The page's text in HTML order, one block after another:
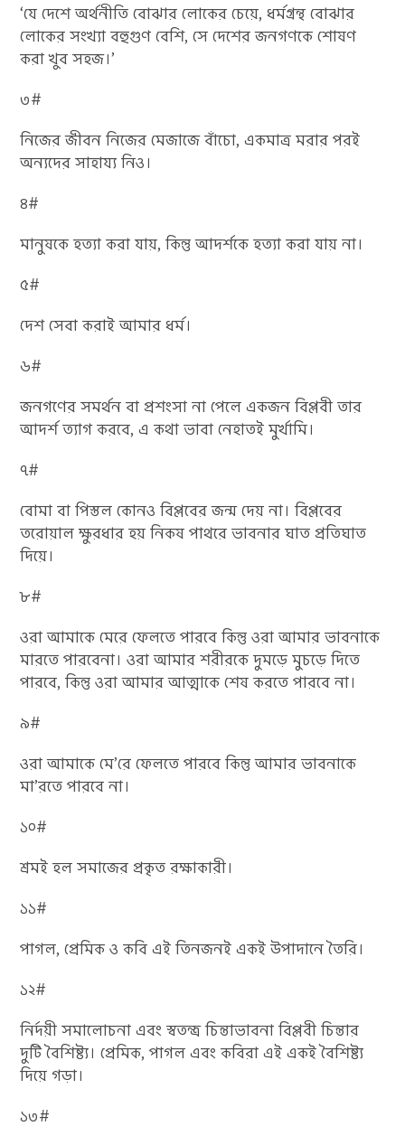
‘যে দেশে অর্থনীতি বোঝার লোকের চেয়ে, ধর্মগ্রন্থ বোঝার
লোকের সংখ্যা বহুগুণ বেশি, সে দেশের জনগণকে শোষণ
করা খুব সহজ।’
৩#
নিজের জীবন নিজের মেজাজে বাঁচো, একমাত্র মরার পরই
অন্যদের সাহায্য নিও।
৪#
মানুষকে হত্যা করা যায়, কিন্তু আদর্শকে হত্যা করা যায় না।
৫#
দেশ সেবা করাই আমার ধর্ম।
৬#
জনগণের সমর্থন বা প্রশংসা না পেলে একজন বিপ্লবী তার
আদর্শ ত্যাগ করবে, এ কথা ভাবা নেহাতই মুর্খামি।
৭#
বোমা বা পিস্তল কোনও বিপ্লবের জন্ম দেয় না। বিপ্লবের
তরোয়াল ক্ষুরধার হয় নিকষ পাথরে ভাবনার ঘাত প্রতিঘাত
দিয়ে।
৮#
ওরা আমাকে মেরে ফেলতে পারবে কিন্তু ওরা আমার ভাবনাকে
মারতে পারবেনা। ওরা আমার শরীরকে দুমড়ে মুচড়ে দিতে
পারবে, কিন্তু ওরা আমার আত্মাকে শেষ করতে পারবে না।
৯#
ওরা আমাকে মে’রে ফেলতে পারবে কিন্তু আমার ভাবনাকে
মা’রতে পারবে না।
১০#
শ্রমই হল সমাজের প্রকৃত রক্ষাকারী।
১১#
পাগল, প্রেমিক ও কবি এই তিনজনই একই উপাদানে তৈরি।
১২#
নির্দয়ী সমালোচনা এবং স্বতন্ত্র চিন্তাভাবনা বিপ্লবী চিন্তার
দুটি বৈশিষ্ট্য। প্রেমিক, পাগল এবং কবিরা এই একই বৈশিষ্ট্য
দিয়ে গড়া।
১৩#